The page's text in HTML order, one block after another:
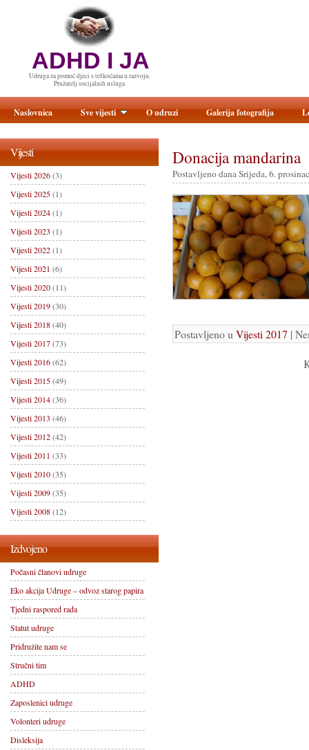
ADHD I JA
Udruga za pomoć djeci s teškoćama u razvoju.
Pružatelj socijalnih usluga
Donacija mandarina
Postavljeno dana Srijeda, 6.
Postavljeno u Vijesti 2017 |
Vijesti
Vijesti 2026(3)
Vijesti 2025(1)
Vijesti 2024(1)
Vijesti 2023 (1)
Vijesti 2022(1)
Vijesti 2021 (6)
Vijesti 2020(11)
Vijesti 2019(30)
Vijesti 2018(40)
Vijesti 2017(73)
Vijesti 2016(62)
Vijesti 2015(49)
Vijesti 2014(36)
Vijesti 2013 (46)
Vijesti 2012(42)
Vijesti 2011 (33)
Vijesti 2010(35)
Vijesti 2009(35)
Vijesti 2008(12)
Izdvojeno
Počasni članovi udruge
Eko akcija Udruge – odvoz starog papira
Tjedni raspored rada
Statut udruge
Pridružite nam se
Stručni tim
ADHD
Zaposlenici udruge
Volonteri udruge
Disleksija
Naslovnica Sve vijesti O udruzi Galerija fotografija